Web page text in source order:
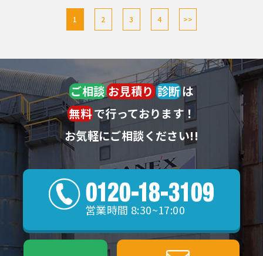
1 2 3 4 >>
ご相談 お見積り 診断は
無料で行っております！
お気軽にご相談ください!!
営業時間 8:30~17:00